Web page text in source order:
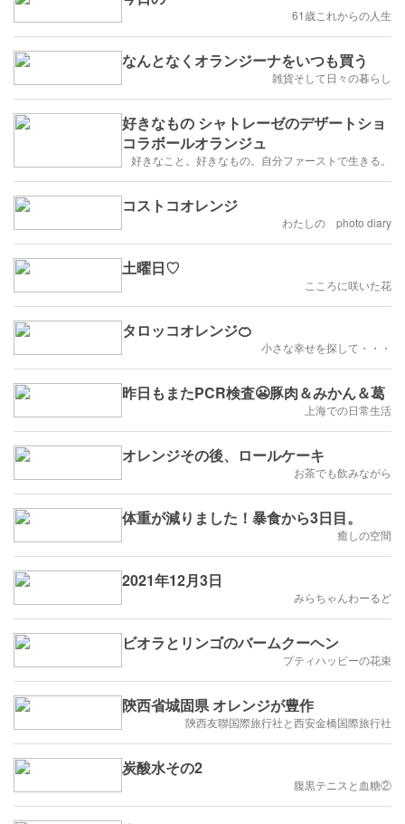
61歳これからの人生
なんとなくオランジーナをいつも買う
雑貨そして日々の暮らし
好きなもの シャトレーゼのデザートショ
コラボールオランジュ
好きなこと。好きなもの。自分ファーストで生きる。
コストコオレンジ
わたしの photo diary
土曜日♡
こころに咲いた花
タロッコオレンジ🍊
小さな幸せを探して・・・
昨日もまたPCR検査😬豚肉＆みかん＆葛
上海での日常生活
オレンジその後、ロールケーキ
お茶でも飲みながら
体重が減りました！暴食から3日目。
癒しの空間
2021年12月3日
みらちゃんわーるど
ビオラとリンゴのバームクーヘン
プティハッピーの花束
陝西省城固県 オレンジが豊作
陝西友聯国際旅行社と西安金橋国際旅行社
炭酸水その2
腹黒テニスと血糖②